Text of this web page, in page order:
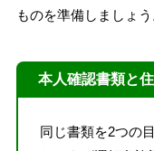
ものを準備しましょう
本人確認書類と
同じ書類を2つの